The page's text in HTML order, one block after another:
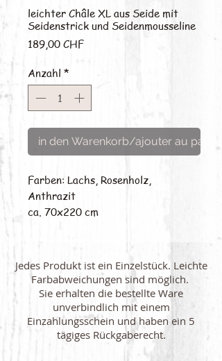
leichter Châle XL aus Seide mit
Seidenstrick und Seidenmousseline
189,00 CHFPreis
Anzahl *
in den Warenkorb/ajouter au panier
Farben: Lachs, Rosenholz,
Anthrazit
ca. 70x220 cm
Jedes Produkt ist ein Einzelstück. Leichte
Farbabweichungen sind möglich.
Sie erhalten die bestellte Ware
unverbindlich mit einem
Einzahlungsschein und haben ein 5
tägiges Rückgaberecht.